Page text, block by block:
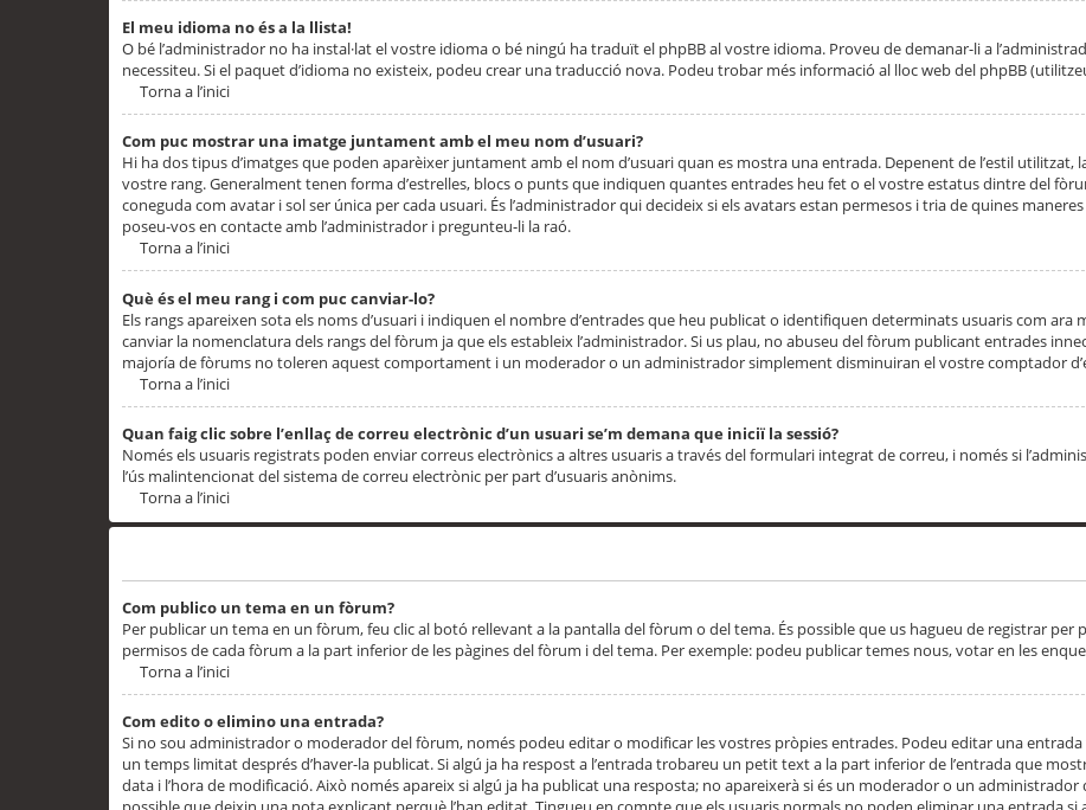
El meu idioma no és a la llista!
O bé l’administrador no ha instal·lat el vostre idioma o bé ningú ha traduït el phpBB al vostre idioma. Proveu de demanar-li a
necessiteu. Si el paquet d’idioma no existeix, podeu crear una traducció nova. Podeu trobar més informació al lloc web del phpBB
Torna a l’inici
Com puc mostrar una imatge juntament amb el meu nom d’usuari?
Hi ha dos tipus d’imatges que poden aparèixer juntament amb el nom d’usuari quan es mostra una entrada. Depenent de l’estil
vostre rang. Generalment tenen forma d’estrelles, blocs o punts que indiquen quantes entrades heu fet o el vostre estatus dintre del
coneguda com avatar i sol ser única per cada usuari. És l’administrador qui decideix si els avatars estan permesos i tria de quines
poseu-vos en contacte amb l’administrador i pregunteu-li la raó.
Torna a l’inici
Què és el meu rang i com puc canviar-lo?
Els rangs apareixen sota els noms d’usuari i indiquen el nombre d’entrades que heu publicat o identifiquen determinats usuaris com
canviar la nomenclatura dels rangs del fòrum ja que els estableix l’administrador. Si us plau, no abuseu del fòrum publicant entrades
majoría de fòrums no toleren aquest comportament i un moderador o un administrador simplement disminuiran el vostre comptador
Torna a l’inici
Quan faig clic sobre l’enllaç de correu electrònic d’un usuari se’m demana que iniciï la sessió?
Només els usuaris registrats poden enviar correus electrònics a altres usuaris a través del formulari integrat de correu, i només si
l’ús malintencionat del sistema de correu electrònic per part d’usuaris anònims.
Torna a l’inici
Com publico un tema en un fòrum?
Per publicar un tema en un fòrum, feu clic al botó rellevant a la pantalla del fòrum o del tema. És possible que us hagueu de registrar per
permisos de cada fòrum a la part inferior de les pàgines del fòrum i del tema. Per exemple: podeu publicar temes nous, votar en les
Torna a l’inici
Com edito o elimino una entrada?
Si no sou administrador o moderador del fòrum, només podeu editar o modificar les vostres pròpies entrades. Podeu editar una entrada
un temps limitat després d’haver-la publicat. Si algú ja ha respost a l’entrada trobareu un petit text a la part inferior de l’entrada que
data i l’hora de modificació. Això només apareix si algú ja ha publicat una resposta; no apareixerà si és un moderador o un